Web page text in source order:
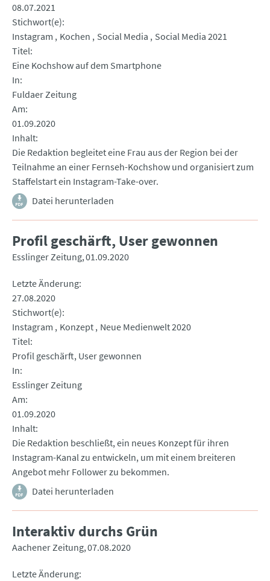
08.07.2021
Stichwort(e)
Instagram
Kochen Social Media
Social Media 2021
Titel
Eine Kochshow auf dem Smartphone
In
Fuldaer Zeitung
Am
01.09.2020
Inhalt
Die Redaktion begleitet eine Frau aus der Region bei der
Teilnahme an einer Fernseh-Kochshow und organisiert zum
Staffelstart ein Instagram-Take-over.
Datei herunterladen
Profil geschärft, User gewonnen
Esslinger Zeitung 01.09.2020
Letzte Änderung
27.08.2020
Stichwort(e)
Instagram
Konzept Neue Medienwelt 2020
Titel
Profil geschärft, User gewonnen
In
Esslinger Zeitung
Am
01.09.2020
Inhalt
Die Redaktion beschließt, ein neues Konzept für ihren
Instagram-Kanal zu entwickeln, um mit einem breiteren
Angebot mehr Follower zu bekommen.
Datei herunterladen
Interaktiv durchs Grün
Aachener Zeitung 07.08.2020
Letzte Änderung